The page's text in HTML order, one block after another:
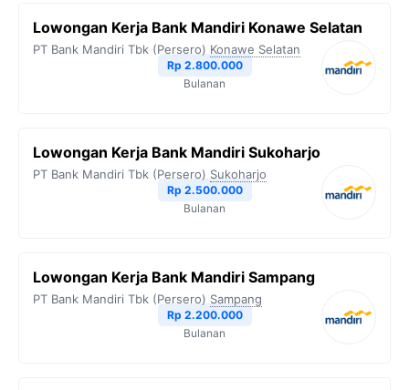
Lowongan Kerja Bank Mandiri Konawe Selatan
PT Bank Mandiri Tbk (Persero) Konawe Selatan
Rp 2.800.000
Bulanan
Lowongan Kerja Bank Mandiri Sukoharjo
PT Bank Mandiri Tbk (Persero) Sukoharjo
Rp 2.500.000
Bulanan
Lowongan Kerja Bank Mandiri Sampang
PT Bank Mandiri Tbk (Persero) Sampang
Rp 2.200.000
Bulanan